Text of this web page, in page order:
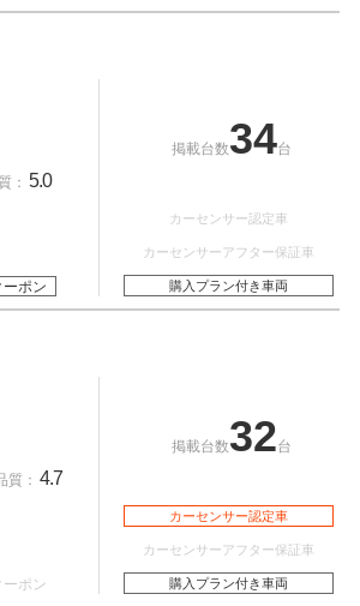
： 5.0
ーポン
掲載台数34台
カーセンサー認定車
カーセンサーアフター保証車
購入プラン付き車両
質： 4.7
ーポン
掲載台数32台
カーセンサー認定車
カーセンサーアフター保証車
購入プラン付き車両